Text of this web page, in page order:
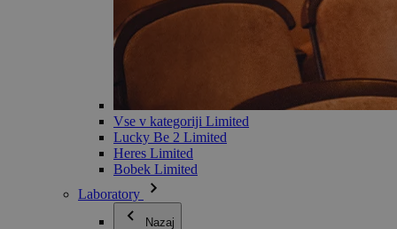
Vse v kategoriji Limited
Lucky Be 2 Limited
Heres Limited
Bobek Limited
Laboratory
Nazaj